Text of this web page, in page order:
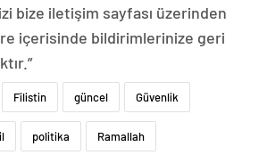
bize iletişim sayfası üzerinden
içerisinde bildirimlerinize geri
Filistin güncel Güvenlik
politika Ramallah